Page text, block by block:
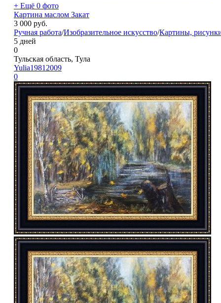
+ Ещё 0 фото
Картина маслом Закат
3 000 руб.
Ручная работа/Изобразительное искусство/Картины,
5 дней
0
Тульская область, Тула
Yulia19812009
0